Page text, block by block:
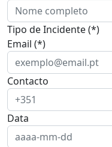
Tipo de Incidente (*)
Email (*)
Contacto
Data